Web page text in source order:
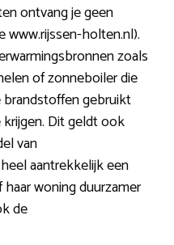
ontvang je geen
www.rijssen-holten.nl).
zoals
of zonneboiler die
gebruikt
krijgen. Dit geldt ook
van
aantrekkelijk een
woning duurzamer
de